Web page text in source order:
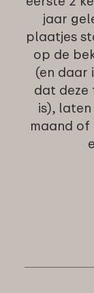
jaar
plaatjes
op de
(en daar
dat deze
is),
maand